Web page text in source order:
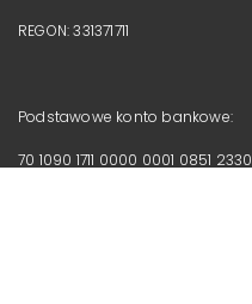
REGON: 331371711
Podstawowe konto bankowe:
70 1090 1711 0000 0001 0851 2330